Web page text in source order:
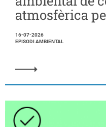
atmosfèrica
16-07-2026
EPISODI AMBIENTAL